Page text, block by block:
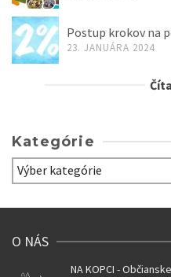
Postup krokov na
23. JANUÁRA 2024
Kategórie
Kategórie
O NÁS
NA KOPCI -